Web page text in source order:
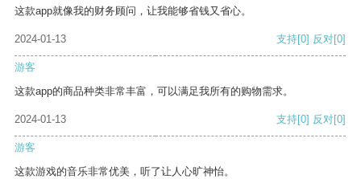
这款app就像我的财务顾问，让我能够省钱又省心。
2024-01-13 支持[0] 反对[0]
游客
这款app的商品种类非常丰富，可以满足我所有的购物需求。
2024-01-13 支持[0] 反对[0]
游客
这款游戏的音乐非常优美，听了让人心旷神怡。